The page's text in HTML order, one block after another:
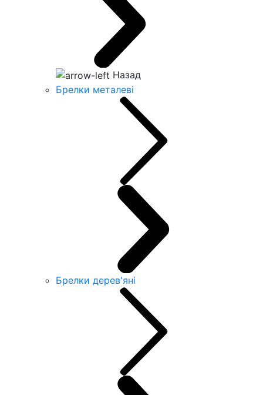
Назад
Брелки металеві
Брелки дерев'яні